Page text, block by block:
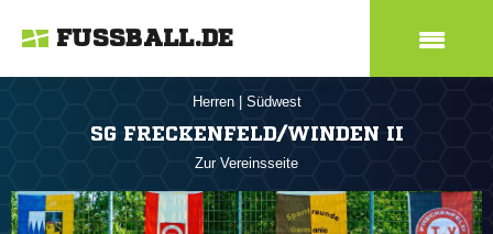
FUSSBALL.DE
Herren Südwest
SG FRECKENFELD/WINDEN II
Zur Vereinsseite